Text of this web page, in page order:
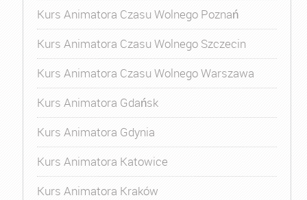
Kurs Animatora Czasu Wolnego Poznań
Kurs Animatora Czasu Wolnego Szczecin
Kurs Animatora Czasu Wolnego Warszawa
Kurs Animatora Gdańsk
Kurs Animatora Gdynia
Kurs Animatora Katowice
Kurs Animatora Kraków